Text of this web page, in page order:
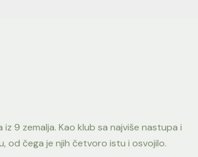
9 zemalja. Kao klub sa najviše nastupa i
od čega je njih četvoro istu i osvojilo.